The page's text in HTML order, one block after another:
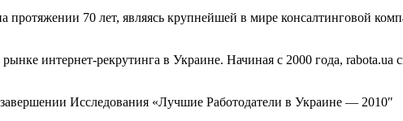
протяжении 70 лет, являясь крупнейшей в мире консалтинговой
интернет-рекрутинга в Украине. Начиная с 2000 года,
Исследования «Лучшие Работодатели в Украине — 2010″